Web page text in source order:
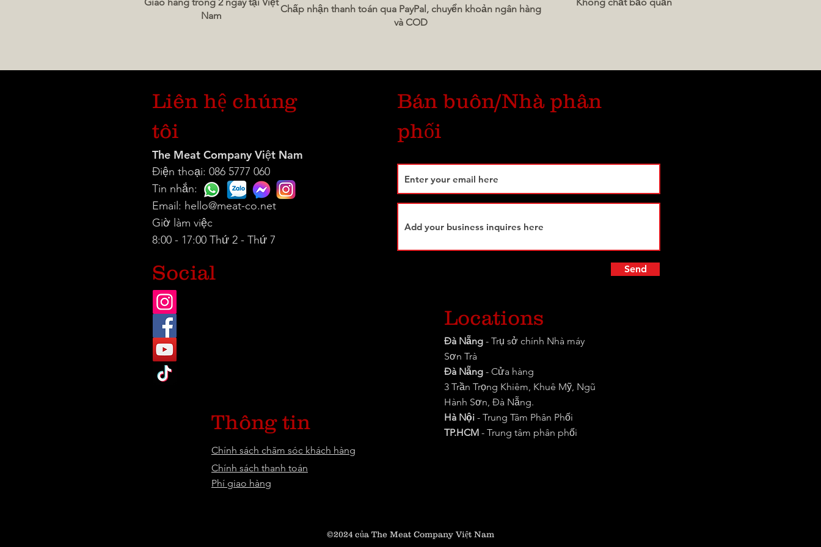
Nam
Chấp nhận thanh toán qua PayPal, chuyển khoản ngân hàng
và COD
Liên hệ chúng
tôi
The Meat Company Việt Nam
Điện thoại: 086 5777 060
Tin nhắn:
Email: hello@meat-co.net
Giờ làm việc
8:00 - 17:00 Thứ 2 - Thứ 7
Social
Thông tin
Chính sách chăm sóc khách hàng
Chính sách thanh toán
Phí giao hàng
Bán buôn/Nhà phân
phối
Send
Locations
Đà Nẵng - Trụ sở chính Nhà máy
Sơn Trà
Đà Nẵng - Cửa hàng
3 Trần Trọng Khiêm, Khuê Mỹ, Ngũ
Hành Sơn, Đà Nẵng.
Hà Nội - Trung Tâm Phân Phối
TP.HCM - Trung tâm phân phối
©2024 của The Meat Company Việt Nam